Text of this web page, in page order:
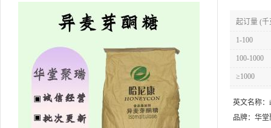
起订量 (千
1-100
100-1000
≥1000
英文名称：
品牌： 华堂